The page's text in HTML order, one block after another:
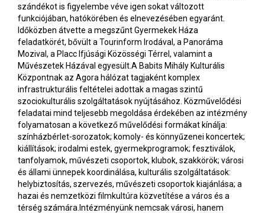
szándékot is figyelembe véve igen sokat változott
funkciójában, hatókörében és elnevezésében egyaránt.
Időközben átvette a megszűnt Gyermekek Háza
feladatkörét, bővült a Tourinform Irodával, a Panoráma
Mozival, a Placc Ifjúsági Közösségi Térrel, valamint a
Művészetek Házával egyesült.A Babits Mihály Kulturális
Központnak az Agora hálózat tagjaként komplex
infrastrukturális feltételei adottak a magas szintű
szociokulturális szolgáltatások nyújtásához. Közművelődési
feladatai mind teljesebb megoldása érdekében az intézmény
folyamatosan a következő művelődési formákat kínálja:
színházbérlet-sorozatok; komoly- és könnyűzenei koncertek;
kiállítások; irodalmi estek, gyermekprogramok; fesztiválok,
tanfolyamok, művészeti csoportok, klubok, szakkörök; városi
és állami ünnepek koordinálása, kulturális szolgáltatások:
helybiztosítás, szervezés, művészeti csoportok kiajánlása; a
hazai és nemzetközi filmkultúra közvetítése a város és a
térség számára.Intézményünk nemcsak városi, hanem